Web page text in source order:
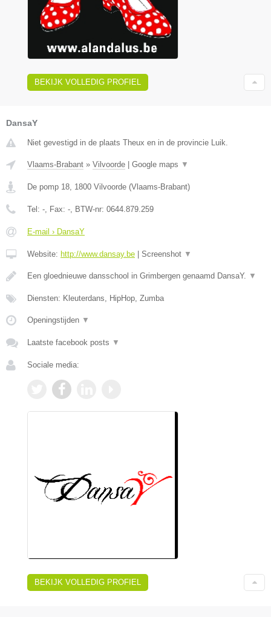
BEKIJK VOLLEDIG PROFIEL
DansaY
Niet gevestigd in de plaats Theux en in de provincie Luik.
Vlaams-Brabant » Vilvoorde | Google maps ▼
De pomp 18 1800 Vilvoorde (Vlaams-Brabant)
Tel: - , Fax: - , BTW-nr: 0644.879.259
E-mail › DansaY
Website: http://www.dansay.be | Screenshot ▼
Een gloednieuwe dansschool in Grimbergen genaamd DansaY. ▼
Diensten: Kleuterdans, HipHop, Zumba
Openingstijden ▼
Laatste facebook posts ▼
Sociale media:
BEKIJK VOLLEDIG PROFIEL